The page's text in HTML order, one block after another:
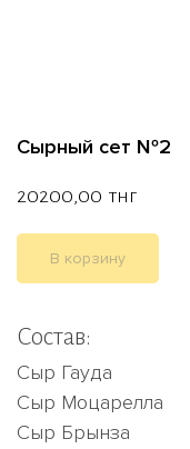
Сырный сет №2
20200,00 тнг
В корзину
Состав:
Сыр Гауда
Сыр Моцарелла
Сыр Брынза